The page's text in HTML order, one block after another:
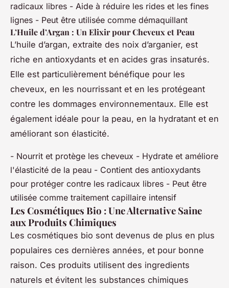
radicaux libres - Aide à réduire les rides et les fines
lignes - Peut être utilisée comme démaquillant
L’Huile d’Argan : Un Elixir pour Cheveux et Peau
L’huile d’argan, extraite des noix d’arganier, est
riche en antioxydants et en acides gras insaturés.
Elle est particulièrement bénéfique pour les
cheveux, en les nourrissant et en les protégeant
contre les dommages environnementaux. Elle est
également idéale pour la peau, en la hydratant et en
améliorant son élasticité.
- Nourrit et protège les cheveux - Hydrate et améliore
l'élasticité de la peau - Contient des antioxydants
pour protéger contre les radicaux libres - Peut être
utilisée comme traitement capillaire intensif
Les Cosmétiques Bio : Une Alternative Saine
aux Produits Chimiques
Les cosmétiques bio sont devenus de plus en plus
populaires ces dernières années, et pour bonne
raison. Ces produits utilisent des ingredients
naturels et évitent les substances chimiques